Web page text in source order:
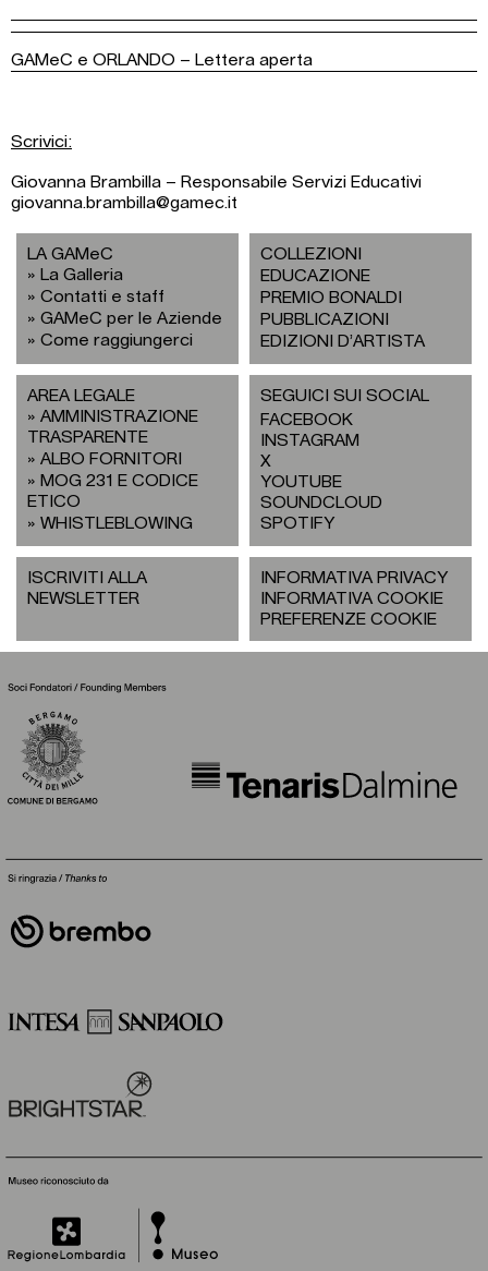
GAMeC e ORLANDO – Lettera aperta
Scrivici:
Giovanna Brambilla – Responsabile Servizi Educativi
giovanna.brambilla@gamec.it
LA GAMeC
La Galleria
Contatti e staff
GAMeC per le Aziende
Come raggiungerci
COLLEZIONI
EDUCAZIONE
PREMIO BONALDI
PUBBLICAZIONI
EDIZIONI D’ARTISTA
AREA LEGALE
AMMINISTRAZIONE
TRASPARENTE
ALBO FORNITORI
MOG 231 E CODICE
ETICO
WHISTLEBLOWING
SEGUICI SUI SOCIAL
FACEBOOK
INSTAGRAM
X
YOUTUBE
SOUNDCLOUD
SPOTIFY
ISCRIVITI ALLA
NEWSLETTER
INFORMATIVA PRIVACY
INFORMATIVA COOKIE
PREFERENZE COOKIE